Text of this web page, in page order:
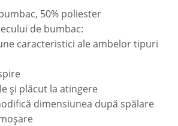
50% poliester
de bumbac:
caracteristici ale ambelor tipuri
și plăcut la atingere
dimensiunea după spălare